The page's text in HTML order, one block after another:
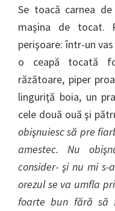
Se toacă carnea
maşina de tocat.
perişoare: într-un
o ceapă tocată
răzătoare, piper
linguriţă boia, un
cele două ouă şi
obişnuiesc să pre
amestec. Nu
consider- şi nu mi
orezul se va umfla
foarte bun fără să